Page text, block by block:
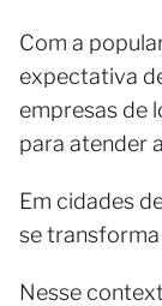
Com a
expectativa
empresas de
para atender
Em cidades
se
Nesse